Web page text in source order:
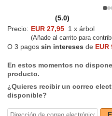
(5.0)
Precio: EUR 27,95 1 x árbol
(Añade al carrito para
O 3 pagos sin intereses de EUR
En estos momentos no
producto.
¿Quieres recibir un correo
disponible?